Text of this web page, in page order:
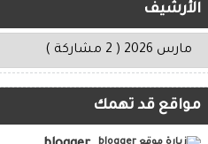
الأرشيف
مواقع قد تهمك